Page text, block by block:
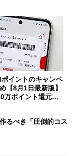
イントのキャンペ
【8月1日最新版】
万ポイント還元の
るべき「圧倒的コス